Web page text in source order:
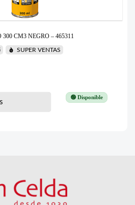
CM3 NEGRO – 465311
SUPER VENTAS
🟢 Disponible